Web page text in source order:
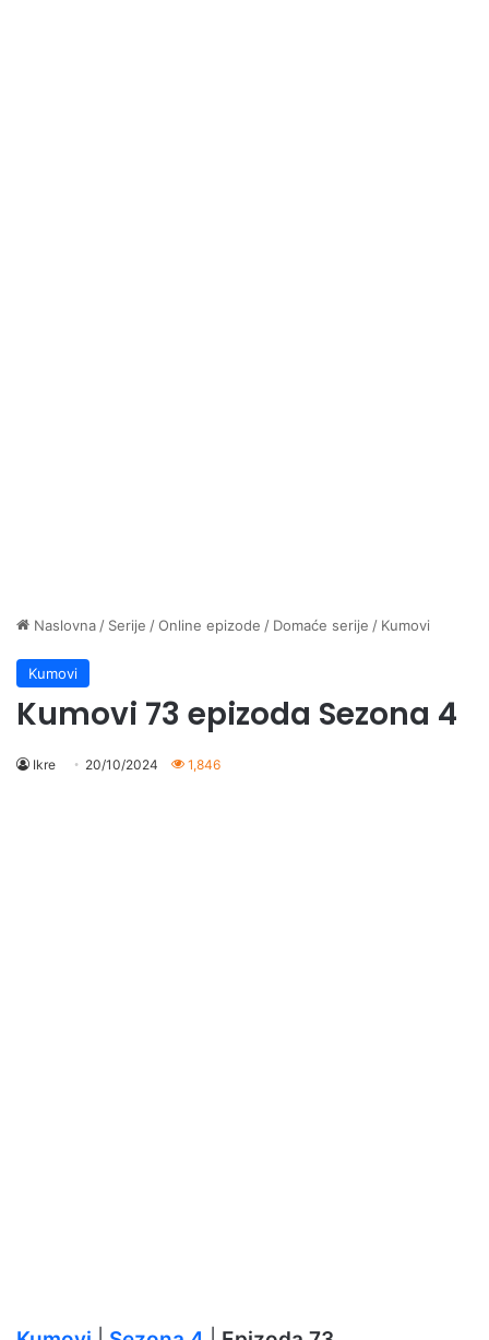
Naslovna / Serije /Online epizode / Domaće serije / Kumovi
Kumovi
Kumovi 73 epizoda Sezona 4
Ikre 20/10/2024 1,846